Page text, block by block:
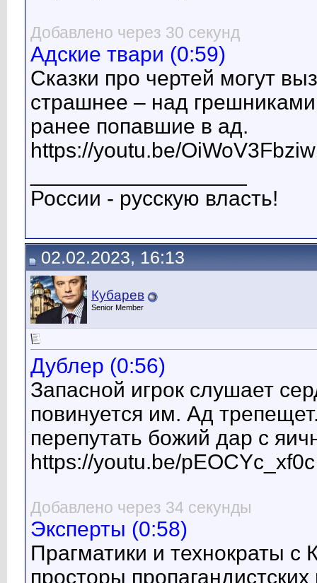
Добавлено через 30 секунд
Адские твари (0:59)
Сказки про чертей могут
страшнее – над
ранее попавшие в ад.
https://youtu.be/OiWoV3Fbziw
России - русскую власть!
02.02.2023, 16:13
Кубарев
Senior Member
Дублер (0:56)
Запасной игрок слушает
повинуется им. Ад
перепутать божий дар с
https://youtu.be/pEOCYc_xf0c
Добавлено через 34 секунды
Эксперты (0:58)
Прагматики и технократы с
просторы